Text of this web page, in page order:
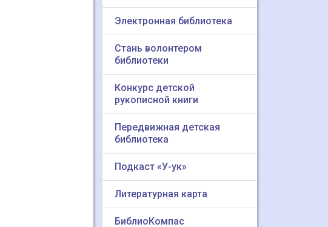
Электронная библиотека
Стань волонтером
библиотеки
Конкурс детской
рукописной книги
Передвижная детская
библиотека
Подкаст «У-ук»
Литературная карта
БиблиоКомпас